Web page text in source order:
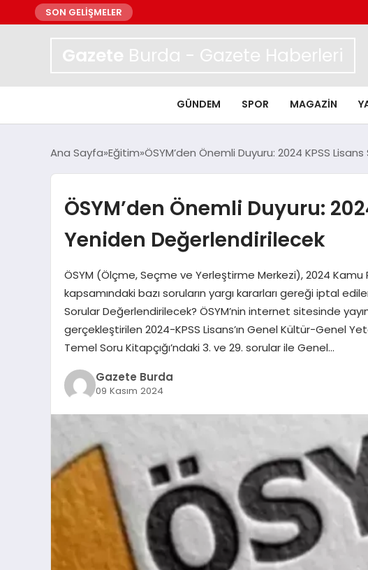
SON GELİŞMELER
Gazete Burda - Gazete Haberleri
GÜNDEM SPOR MAGAZIN
Ana Sayfa Eğitim ÖSYM’den Önemli Duyuru: 2024 KPSS
ÖSYM’den Önemli Duyuru:
Yeniden Değerlendirilecek
ÖSYM (Ölçme, Seçme ve Yerleştirme Merkezi), 2024 Kamu
kapsamındaki bazı soruların yargı kararları gereği iptal
Sorular Değerlendirilecek? ÖSYM’nin internet sitesinde
gerçekleştirilen 2024-KPSS Lisans’ın Genel Kültür-Genel
Temel Soru Kitapçığı’ndaki 3. ve 29. sorular ile Genel…
Gazete Burda
09 Kasım 2024